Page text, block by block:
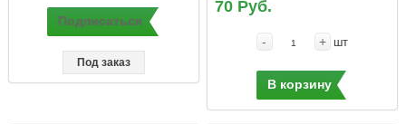
Подписаться
Под заказ
70 Руб.
- + шт
В корзину